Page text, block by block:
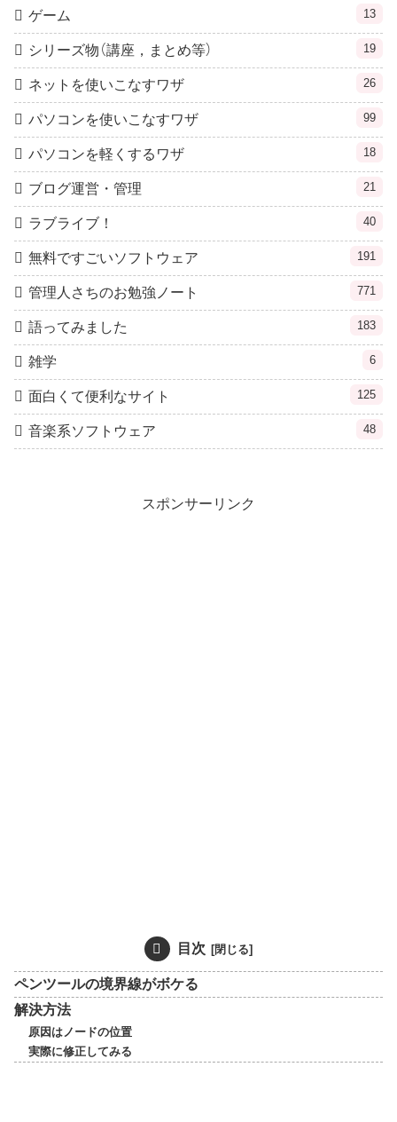
ゲーム 13
シリーズ物（講座，まとめ等） 19
ネットを使いこなすワザ 26
パソコンを使いこなすワザ 99
パソコンを軽くするワザ 18
ブログ運営・管理 21
ラブライブ！ 40
無料ですごいソフトウェア 191
管理人さちのお勉強ノート 771
語ってみました 183
雑学 6
面白くて便利なサイト 125
音楽系ソフトウェア 48
スポンサーリンク
目次
ペンツールの境界線がボケる
解決方法
原因はノードの位置
実際に修正してみる